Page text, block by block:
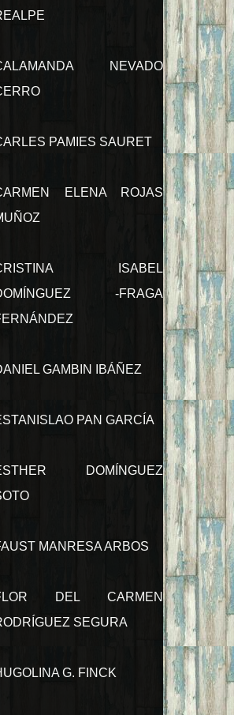
NEVADO
PAMIES SAURET
ELENA ROJAS
ISABEL
-FRAGA
GAMBIN IBÁÑEZ
PAN GARCÍA
DOMÍNGUEZ
MANRESA ARBOS
DEL CARMEN
SEGURA
G. FINCK